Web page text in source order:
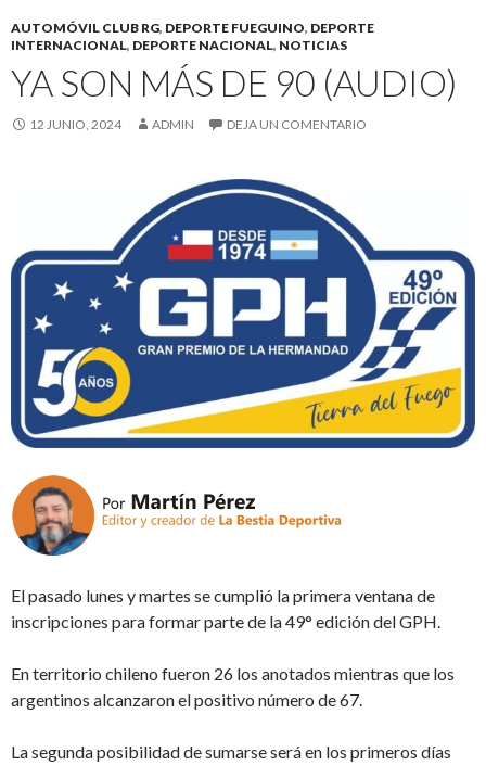
AUTOMÓVIL CLUB RG, DEPORTE FUEGUINO, DEPORTE
INTERNACIONAL, DEPORTE NACIONAL, NOTICIAS
YA SON MÁS DE 90 (AUDIO)
12 JUNIO, 2024 ADMIN DEJA UN COMENTARIO
El pasado lunes y martes se cumplió la primera ventana de
inscripciones para formar parte de la 49° edición del GPH.
En territorio chileno fueron 26 los anotados mientras que los
argentinos alcanzaron el positivo número de 67.
La segunda posibilidad de sumarse será en los primeros días